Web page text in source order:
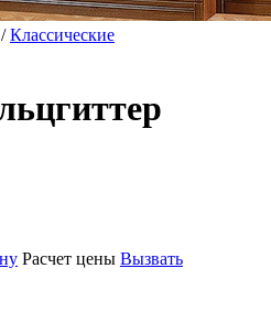
/Классические
Расчет цены Вызвать